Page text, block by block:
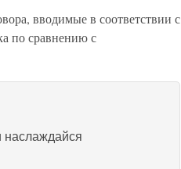
вводимые в соответствии с
по сравнению с
наслаждайся